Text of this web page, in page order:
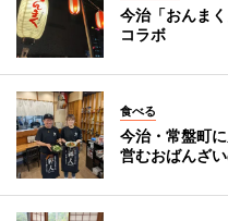
今治「おんま
コラボ
食べる
今治・常盤町
営むおばんざ